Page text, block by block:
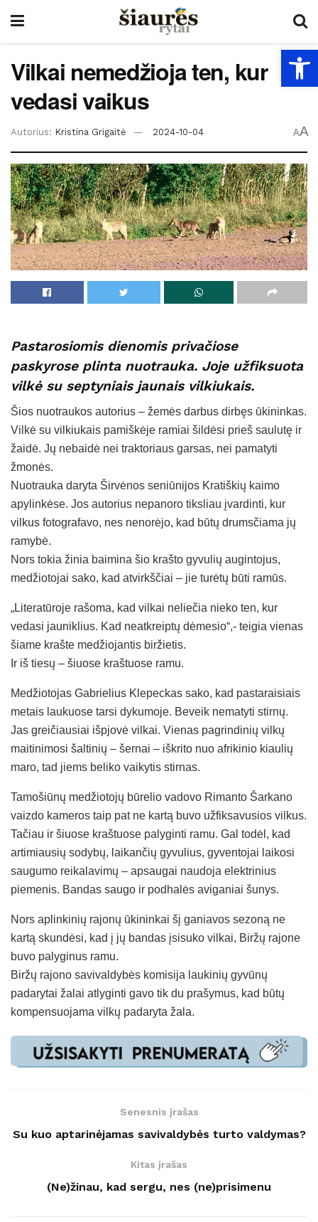
Vilkai nemedžioja ten, kur
vedasi vaikus
Autorius: Kristina Grigaitė 2024-10-04 AA
Pastarosiomis dienomis privačiose
paskyrose plinta nuotrauka. Joje užfiksuota
vilkė su septyniais jaunais vilkiukais.
Šios nuotraukos autorius – žemės darbus dirbęs ūkininkas.
Vilkė su vilkiukais pamiškėje ramiai šildėsi prieš saulutę ir
žaidė. Jų nebaidė nei traktoriaus garsas, nei pamatyti
žmonės.
Nuotrauka daryta Širvėnos seniūnijos Kratiškių kaimo
apylinkėse. Jos autorius nepanoro tiksliau įvardinti, kur
vilkus fotografavo, nes nenorėjo, kad būtų drumsčiama jų
ramybė.
Nors tokia žinia baimina šio krašto gyvulių augintojus,
medžiotojai sako, kad atvirkščiai – jie turėtų būti ramūs.
„Literatūroje rašoma, kad vilkai neliečia nieko ten, kur
vedasi jauniklius. Kad neatkreiptų dėmesio“,- teigia vienas
šiame krašte medžiojantis biržietis.
Ir iš tiesų – šiuose kraštuose ramu.
Medžiotojas Gabrielius Klepeckas sako, kad pastaraisiais
metais laukuose tarsi dykumoje. Beveik nematyti stirnų.
Jas greičiausiai išpjovė vilkai. Vienas pagrindinių vilkų
maitinimosi šaltinių – šernai – iškrito nuo afrikinio kiaulių
maro, tad jiems beliko vaikytis stirnas.
Tamošiūnų medžiotojų būrelio vadovo Rimanto Šarkano
vaizdo kameros taip pat ne kartą buvo užfiksavusios vilkus.
Tačiau ir šiuose kraštuose palyginti ramu. Gal todėl, kad
artimiausių sodybų, laikančių gyvulius, gyventojai laikosi
saugumo reikalavimų – apsaugai naudoja elektrinius
piemenis. Bandas saugo ir podhalės aviganiai šunys.
Nors aplinkinių rajonų ūkininkai šį ganiavos sezoną ne
kartą skundėsi, kad į jų bandas įsisuko vilkai, Biržų rajone
buvo palyginus ramu.
Biržų rajono savivaldybės komisija laukinių gyvūnų
padarytai žalai atlyginti gavo tik du prašymus, kad būtų
kompensuojama vilkų padaryta žala.
Senesnis įrašas
Su kuo aptarinėjamas savivaldybės turto valdymas?
Kitas įrašas
(Ne)žinau, kad sergu, nes (ne)prisimenu